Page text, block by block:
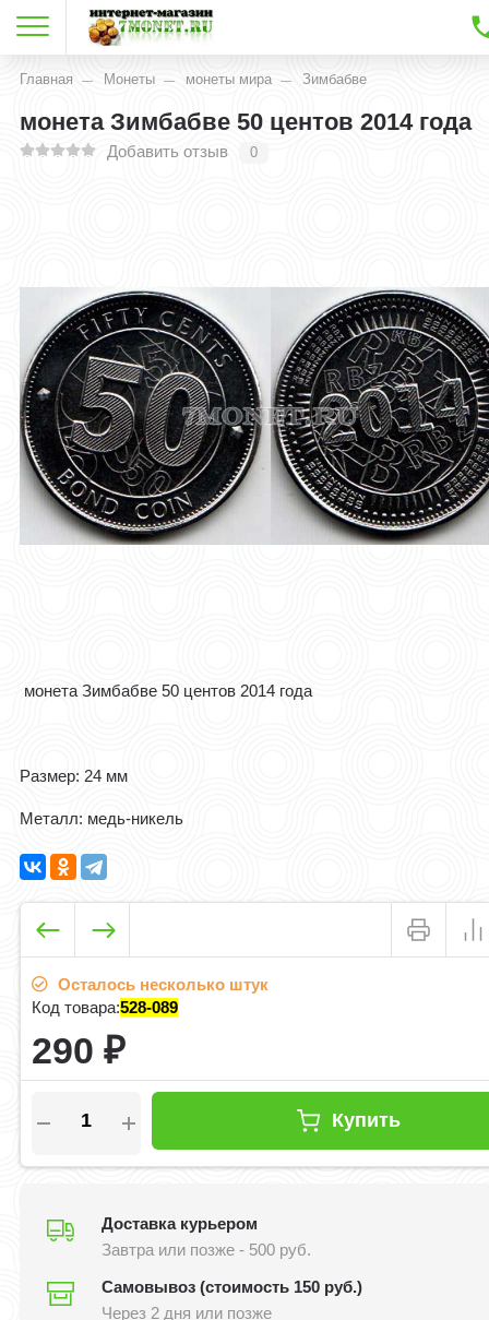
Главная Монеты монеты мира Зимбабве
монета Зимбабве 50 центов 2014 года
Добавить отзыв 0
монета Зимбабве 50 центов 2014 года
Размер: 24 мм
Металл: медь-никель
Осталось несколько штук
Код товара:528-089
290₽
Купить
Доставка курьером
Завтра или позже - 500 руб.
Самовывоз (стоимость 150 руб.)
Через 2 дня или позже